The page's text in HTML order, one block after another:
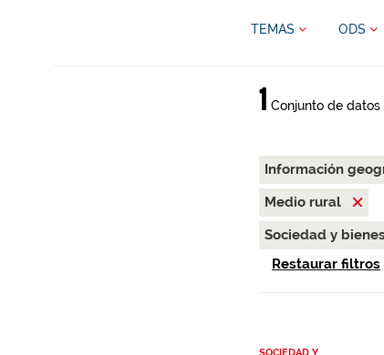
TEMAS ODS
1 Conjunto de datos
Información
Medio rural
Sociedad y
Restaurar filtros